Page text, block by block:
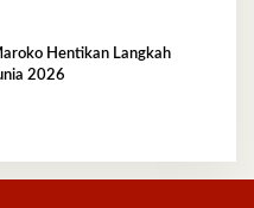
Hentikan Langkah
2026